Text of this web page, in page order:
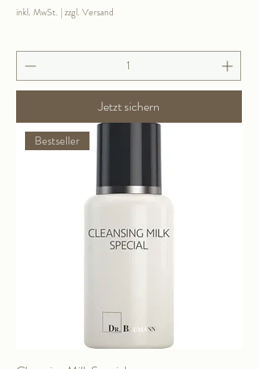
inkl. MwSt. |zzgl. Versand
Jetzt sichern
Bestseller